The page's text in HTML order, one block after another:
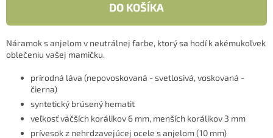
DO KOŠÍKA
Náramok s anjelom v neutrálnej farbe, ktorý sa hodí k akémukoľvek
oblečeniu vašej mamičku.
prírodná láva (nepovoskovaná - svetlosivá, voskovaná -
čierna)
syntetický brúsený hematit
veľkosť väčších korálikov 6 mm, menších korálikov 3 mm
prívesok z nehrdzavejúcej ocele s anjelom (10 mm)